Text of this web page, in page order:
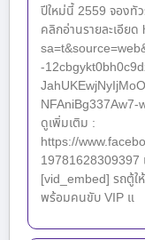
ปีใหม่นี้ 2559 จองทั
คลิกอ่านรายละเอีย
-
NFAniBg337Aw7-
ดูเพิ่มเติม :
https://
19781628309397
[vid_embed] รถตู้ใ
พร้อมคนขับ VIP แ